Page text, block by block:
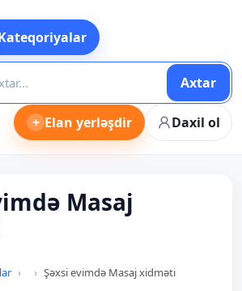
Axtar
+ Elan yerləşdir Daxil ol
Masaj
Şəxsi evimdə Masaj xidməti